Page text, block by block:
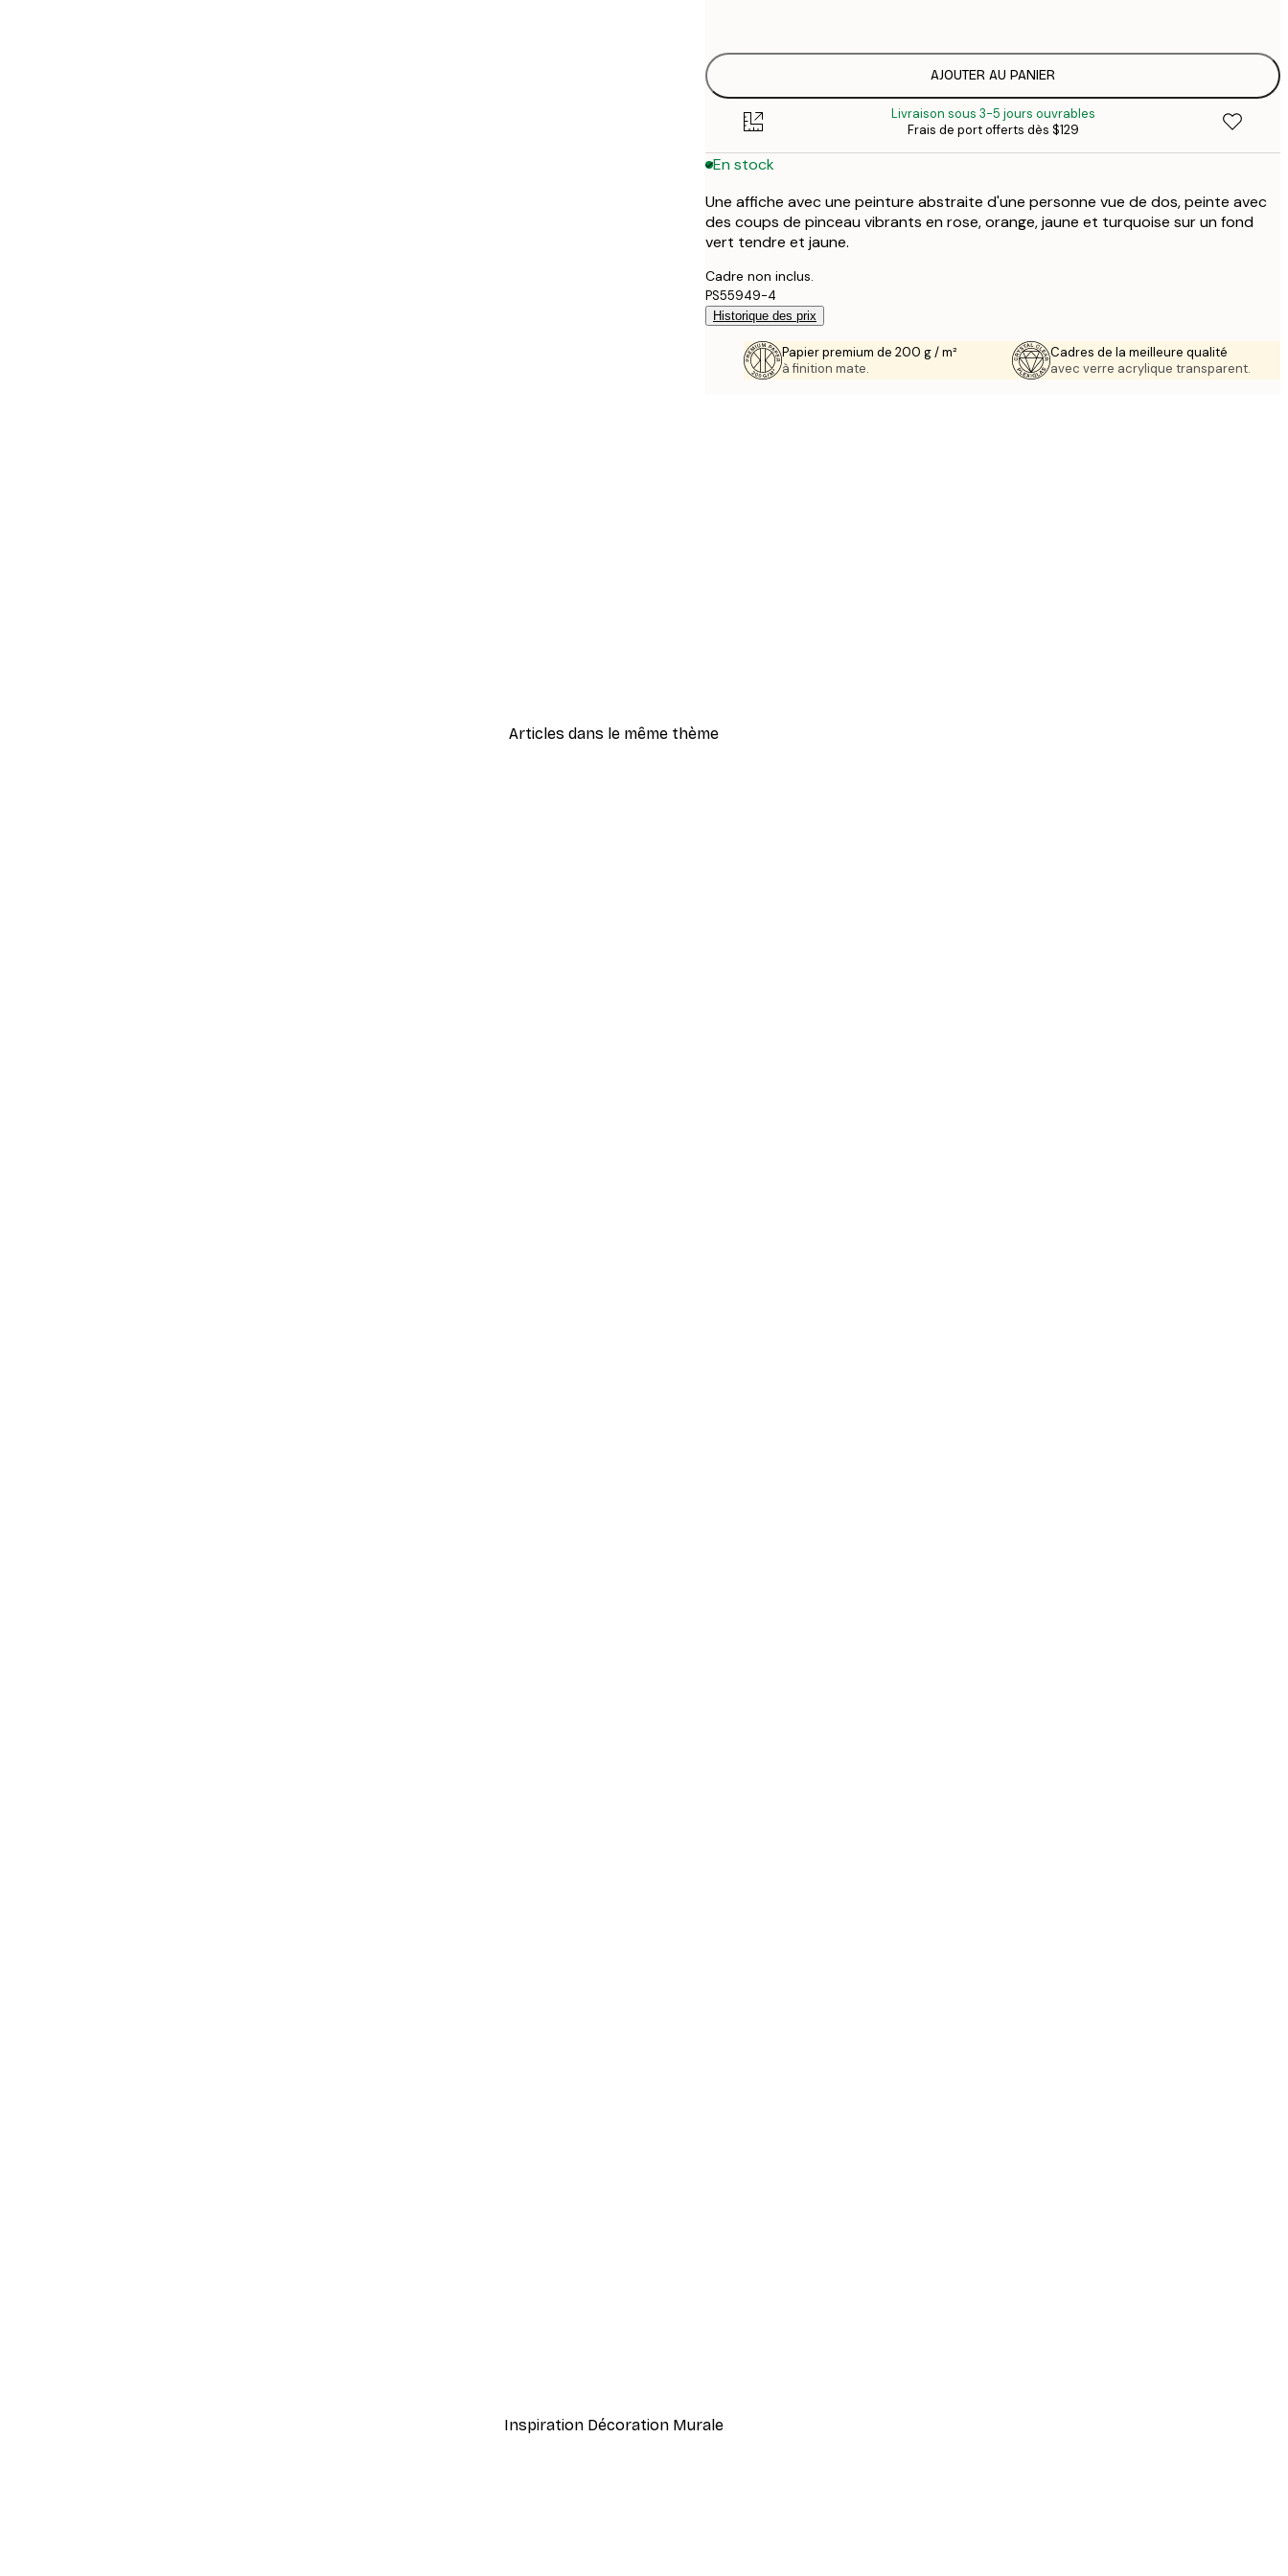
50x50 cm
50x70 cm
70x100 cm
AJOUTER AU PANIER
Livraison sous 3-5 jours ouvrables
Frais de port offerts dès $129
En stock
Une affiche avec une peinture abstraite d'une personne vue de dos, peinte avec
des coups de pinceau vibrants en rose, orange, jaune et turquoise sur un fond
vert tendre et jaune.
Cadre non inclus.
PS55949-4
Historique des prix
Papier premium de 200 g / m²
à finition mate.
Cadres de la meilleure qualité
avec verre acrylique transparent.
Articles dans le même thème
Inspiration Décoration Murale